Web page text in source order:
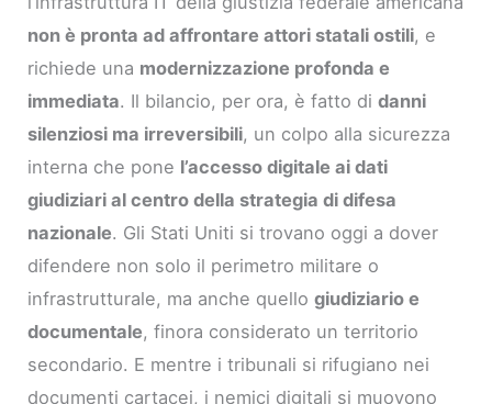
non è pronta ad affrontare attori statali ostili, e
richiede una modernizzazione profonda e
immediata. Il bilancio, per ora, è fatto didanni
silenziosi ma irreversibili, un colpo alla sicurezza
interna che pone l’accesso digitale ai dati
giudiziari al centro della strategia di difesa
nazionale. Gli Stati Uniti si trovano oggi a dover
difendere non solo il perimetro militare o
infrastrutturale, ma anche quellogiudiziario e
documentale, finora considerato un territorio
secondario. E mentre i tribunali si rifugiano nei
documenti cartacei, i nemici digitali si muovono